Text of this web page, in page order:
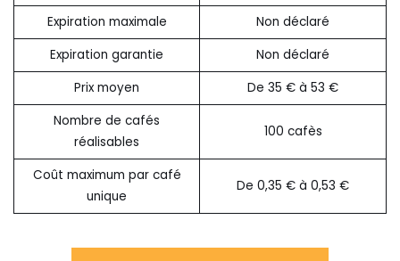
Expiration maximale
Non déclaré
Expiration garantie
Non déclaré
Prix moyen
De 35 € à 53 €
Nombre de cafés
réalisables
100 cafès
Coût maximum par café
unique
De 0,35 € à 0,53 €